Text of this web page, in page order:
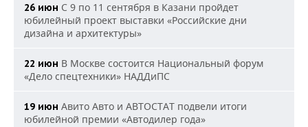
26 июн С 9 по 11 сентября в Казани пройдет
юбилейный проект выставки «Российские дни
дизайна и архитектуры»
22 июн В Москве состоится Национальный форум
«Дело спецтехники» НАДДиПС
19 июн Авито Авто и АВТОСТАТ подвели итоги
юбилейной премии «Автодилер года»